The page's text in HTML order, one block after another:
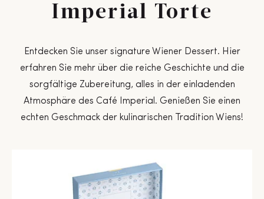
Imperial Torte
Entdecken Sie unser signature Wiener Dessert. Hier
erfahren Sie mehr über die reiche Geschichte und die
sorgfältige Zubereitung, alles in der einladenden
Atmosphäre des Café Imperial. Genießen Sie einen
echten Geschmack der kulinarischen Tradition Wiens!